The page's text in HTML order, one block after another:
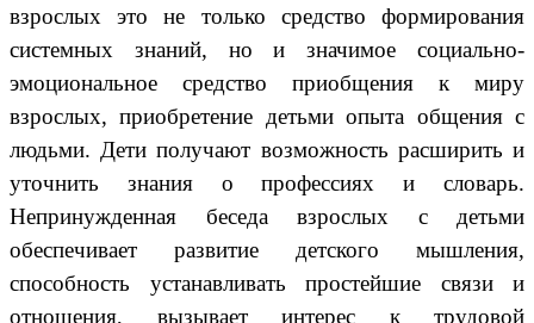
взрослых это не только средство формирования
системных знаний, но и значимое социально-
эмоциональное средство приобщения к миру
взрослых, приобретение детьми опыта общения с
людьми. Дети получают возможность расширить и
уточнить знания о профессиях и словарь.
Непринужденная беседа взрослых с детьми
обеспечивает развитие детского мышления,
способность устанавливать простейшие связи и
отношения, вызывает интерес к трудовой